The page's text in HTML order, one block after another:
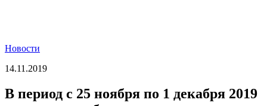
Новости
14.11.2019
В период с 25 ноября по 1 декабря 2019